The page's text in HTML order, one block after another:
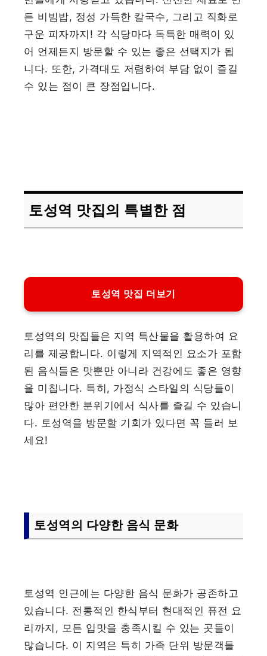
든 비빔밥, 정성 가득한 칼국수, 그리고 직화로
구운 피자까지! 각 식당마다 독특한 매력이 있
어 언제든지 방문할 수 있는 좋은 선택지가 됩
니다. 또한, 가격대도 저렴하여 부담 없이 즐길
수 있는 점이 큰 장점입니다.
토성역 맛집의 특별한 점
토성역 맛집 더보기
토성역의 맛집들은 지역 특산물을 활용하여 요
리를 제공합니다. 이렇게 지역적인 요소가 포함
된 음식들은 맛뿐만 아니라 건강에도 좋은 영향
을 미칩니다. 특히, 가정식 스타일의 식당들이
많아 편안한 분위기에서 식사를 즐길 수 있습니
다. 토성역을 방문할 기회가 있다면 꼭 들러 보
세요!
토성역의 다양한 음식 문화
토성역 인근에는 다양한 음식 문화가 공존하고
있습니다. 전통적인 한식부터 현대적인 퓨전 요
리까지, 모든 입맛을 충족시킬 수 있는 곳들이
많습니다. 이 지역은 특히 가족 단위 방문객들